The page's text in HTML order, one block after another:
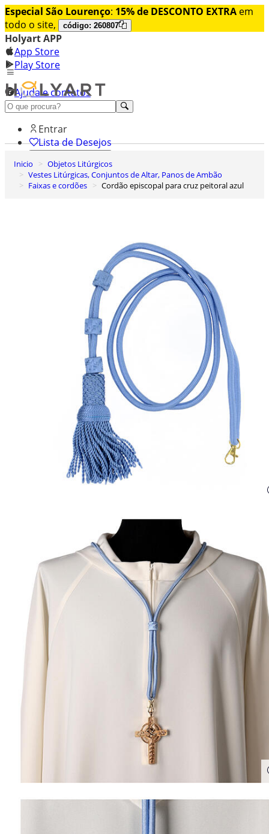
Especial São Lourenço: 15% de DESCONTO EXTRA em
todo o site,
código: 260807
Holyart APP
App Store
Play Store
Ajuda e contatos
Conheça premium
Entrar
Lista de Desejos
0
Carrinho de Compras
Inicio
Objetos Litúrgicos
Vestes Litúrgicas, Conjuntos de Altar, Panos de Ambão
Faixas e cordões
Cordão episcopal para cruz peitoral azul